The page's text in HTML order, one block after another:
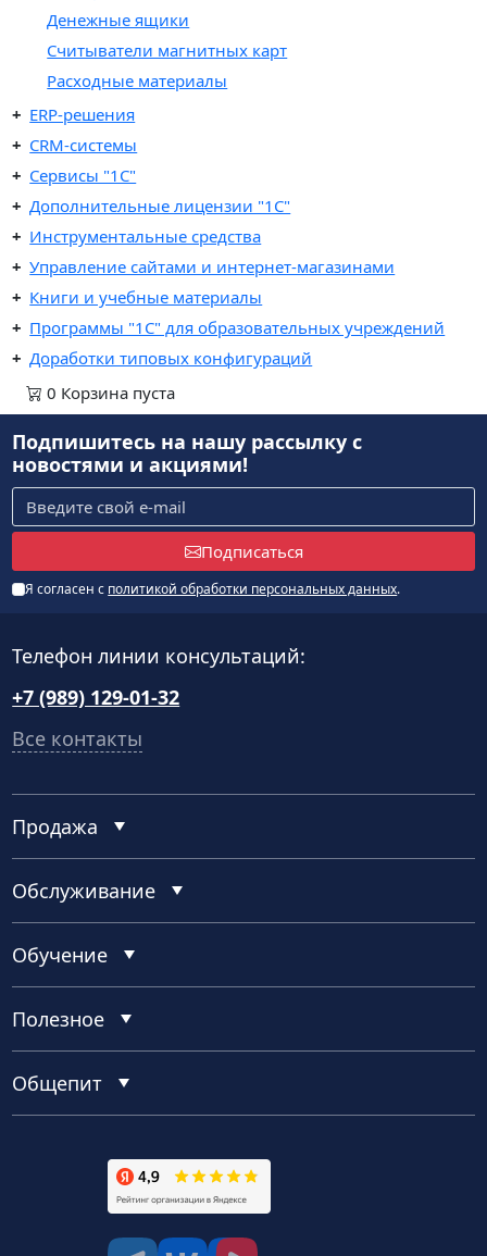
Денежные ящики
Считыватели магнитных карт
Расходные материалы
ERP-решения
CRM-системы
Сервисы "1С"
Дополнительные лицензии "1С"
Инструментальные средства
Управление сайтами и интернет-магазинами
Книги и учебные материалы
Программы "1С" для образовательных учреждений
Доработки типовых конфигураций
0 Корзина пуста
Подпишитесь на нашу рассылкус
новостями и акциями!
Подписаться
Я согласен с политикой обработки персональных данных.
Телефон линии консультаций:
+7 (989) 129-01-32
Все контакты
Продажа
Обслуживание
Обучение
Полезное
Общепит